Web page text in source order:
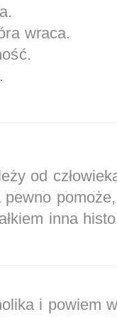
wraca.
od
inna
i powiem